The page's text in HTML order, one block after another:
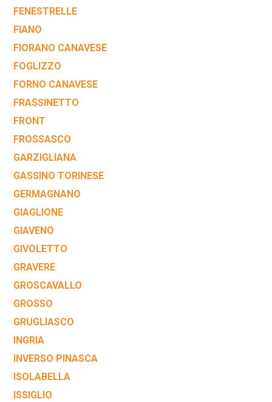
FENESTRELLE
FIANO
FIORANO CANAVESE
FOGLIZZO
FORNO CANAVESE
FRASSINETTO
FRONT
FROSSASCO
GARZIGLIANA
GASSINO TORINESE
GERMAGNANO
GIAGLIONE
GIAVENO
GIVOLETTO
GRAVERE
GROSCAVALLO
GROSSO
GRUGLIASCO
INGRIA
INVERSO PINASCA
ISOLABELLA
ISSIGLIO